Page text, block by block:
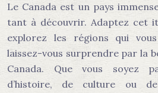
Le Canada est un pays
tant à découvrir. Adaptez cet
explorez les régions qui
laissez-vous surprendre par la
Canada. Que vous soyez
d’histoire, de culture ou